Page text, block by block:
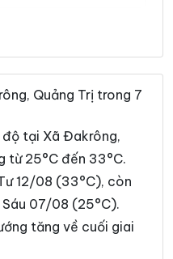
Xã Hòa Trạch
Xã Hướng Hiệp
Xã Kim Điền
Xã Kim Phú
Xã Lao Bảo
Quảng Trị trong 7
tại Xã Đakrông,
từ 25°C đến 33°C.
12/08 (33°C), còn
07/08 (25°C).
tăng về cuối giai